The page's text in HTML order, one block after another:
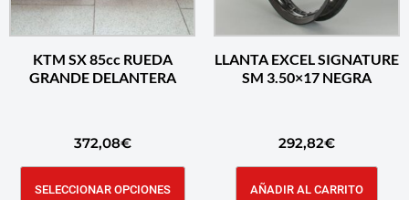
KTM SX 85cc RUEDA
GRANDE DELANTERA
372,08€
SELECCIONAR OPCIONES
LLANTA EXCEL SIGNATURE
SM 3.50×17 NEGRA
292,82€
AÑADIR AL CARRITO